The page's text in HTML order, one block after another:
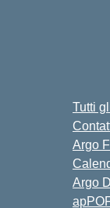
Tutti
Argo
Argo